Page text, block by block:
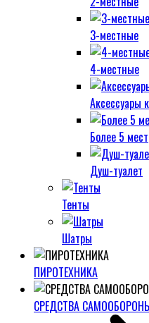
3-местные
4-местные
Аксессуары
Более 5 мест
Душ-туалет
Тенты
Шатры
ПИРОТЕХНИКА
СРЕДСТВА